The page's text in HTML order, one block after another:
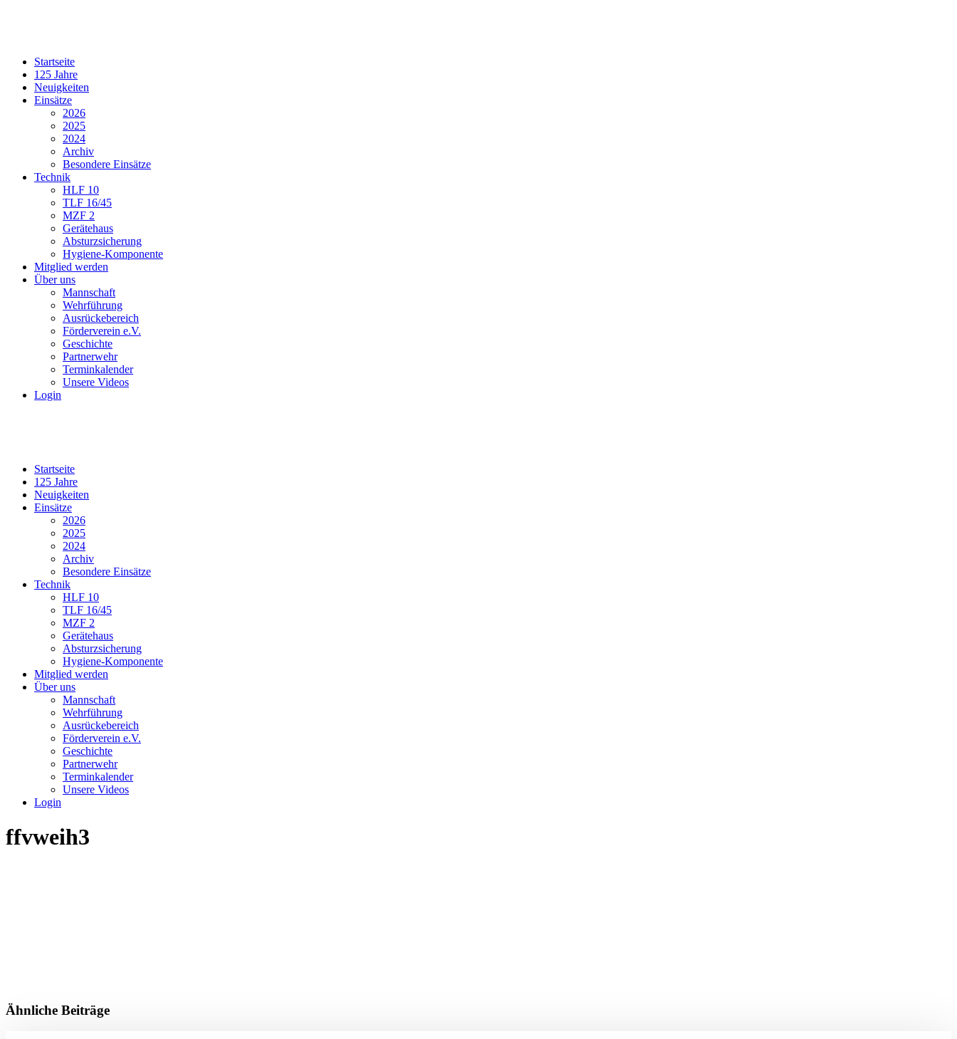
Startseite
125 Jahre
Neuigkeiten
Einsätze
2026
2025
2024
Archiv
Besondere Einsätze
Technik
HLF 10
TLF 16/45
MZF 2
Gerätehaus
Absturzsicherung
Hygiene-Komponente
Mitglied werden
Über uns
Mannschaft
Wehrführung
Ausrückebereich
Förderverein e.V.
Geschichte
Partnerwehr
Terminkalender
Unsere Videos
Login
Startseite
125 Jahre
Neuigkeiten
Einsätze
2026
2025
2024
Archiv
Besondere Einsätze
Technik
HLF 10
TLF 16/45
MZF 2
Gerätehaus
Absturzsicherung
Hygiene-Komponente
Mitglied werden
Über uns
Mannschaft
Wehrführung
Ausrückebereich
Förderverein e.V.
Geschichte
Partnerwehr
Terminkalender
Unsere Videos
Login
ffvweih3
Ähnliche Beiträge